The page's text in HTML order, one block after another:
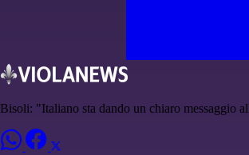
Bisoli: "Italiano sta dando un chiaro messaggio